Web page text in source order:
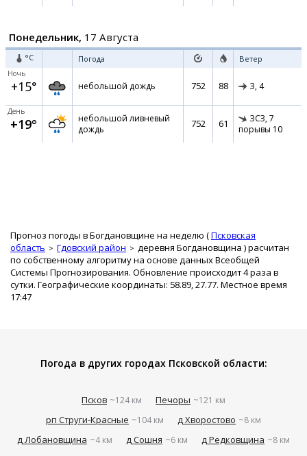
Понедельник, 17 Августа
°C Погода Ветер
Ночь
+15° небольшой дождь 752 88 З, 4
День
+19°
небольшой ливневый
дождь
752 61 ЗСЗ, 7
порывы 10
Прогноз погоды в Богдановщине на неделю (Псковская
область
Гдовский район деревня Богдановщина ) расчитан
по собственному алгоритму на основе данных Всеобщей
Системы Прогнозирования. Обновление происходит 4 раза в
сутки. Географические координаты: 58.89, 27.77. Местное время
17:47
Погода в других городах Псковской области:
Псков ~124 км Печоры ~121 км
рп Струги-Красные ~104 км д Хворостово ~8 км
д Лобановщина ~4 км д Сошня ~6 км д Редковщина ~8 км